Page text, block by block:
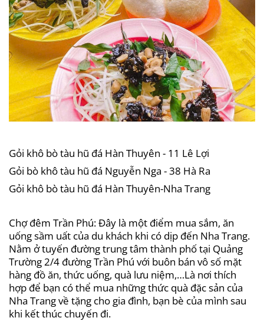
Gỏi khô bò tàu hũ đá Hàn Thuyên - 11 Lê Lợi
Gỏi bò khô tàu hũ đá Nguyễn Nga - 38 Hà Ra
Gỏi khô bò tàu hũ đá Hàn Thuyên-Nha Trang
Chợ đêm Trần Phú: Đây là một điểm mua sắm, ăn
uống sầm uất của du khách khi có dịp đến Nha Trang.
Nằm ở tuyến đường trung tâm thành phố tại Quảng
Trường 2/4 đường Trần Phú với buôn bán vô số mặt
hàng đồ ăn, thức uống, quà lưu niệm,…Là nơi thích
hợp để bạn có thể mua những thức quà đặc sản của
Nha Trang về tặng cho gia đình, bạn bè của mình sau
khi kết thúc chuyến đi.